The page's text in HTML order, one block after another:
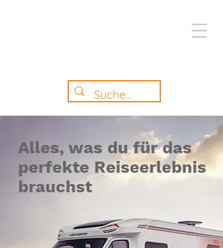
Alles, was du für das
perfekte Reiseerlebnis
brauchst